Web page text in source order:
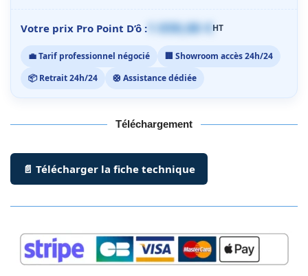
Votre prix Pro Point D’ô : 1 059,00 €HT
💼 Tarif professionnel négocié
🏢 Showroom accès 24h/24
📦 Retrait 24h/24
🛟 Assistance dédiée
Téléchargement
📄 Télécharger la fiche technique